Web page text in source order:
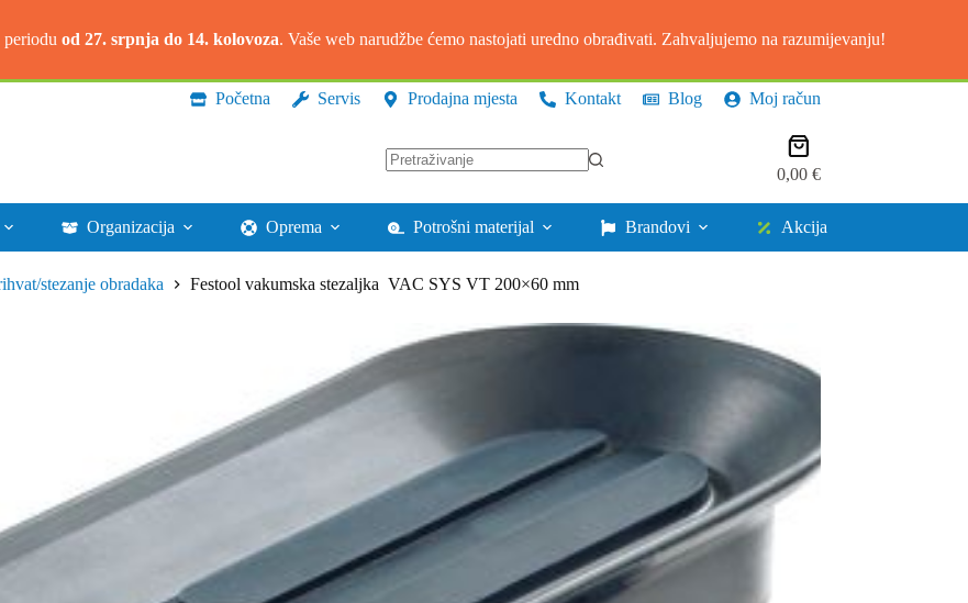
periodu od 27. srpnja do 14. kolovoza. Vaše web narudžbe ćemo nastojati uredno obrađivati. Zahvaljujemo na razumijevanju!
Početna Servis Prodajna mjesta Kontakt Blog Moj račun
rezultata.
Košarica
0,00 €
Organizacija Oprema Potrošni materijal Brandovi Akcija
stezanje obradaka Festool vakumska stezaljka VAC SYS VT 200×60 mm